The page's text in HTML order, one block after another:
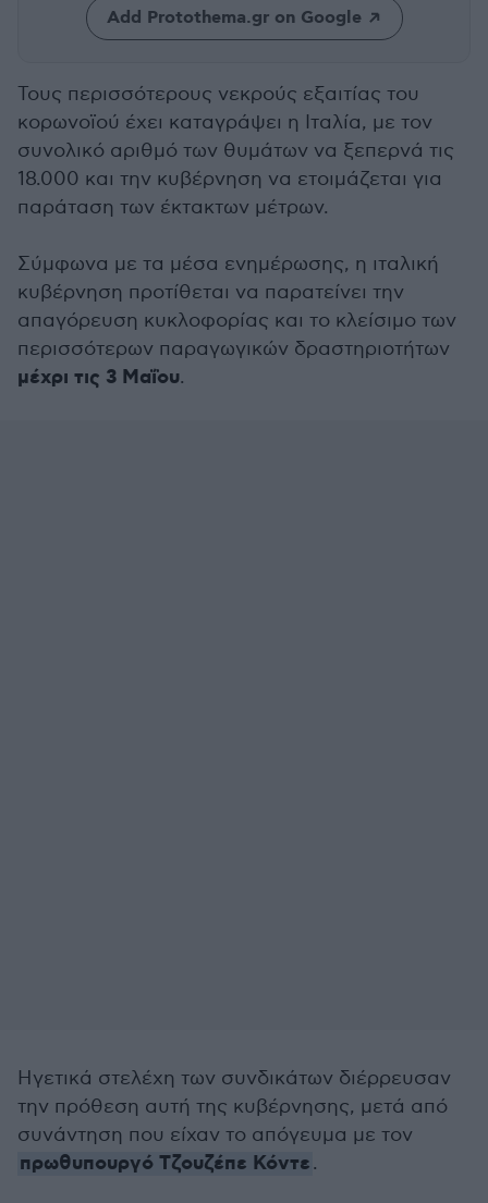
Add Protothema.gr on Google
Τους περισσότερους νεκρούς εξαιτίας του
κορωνοϊού έχει καταγράψει η Ιταλία, με τον
συνολικό αριθμό των θυμάτων να ξεπερνά τις
18.000 και την κυβέρνηση να ετοιμάζεται για
παράταση των έκτακτων μέτρων.
Σύμφωνα με τα μέσα ενημέρωσης, η ιταλική
κυβέρνηση προτίθεται να παρατείνει την
απαγόρευση κυκλοφορίας και το κλείσιμο των
περισσότερων παραγωγικών δραστηριοτήτων
μέχρι τις 3 Μαΐου.
Ηγετικά στελέχη των συνδικάτων διέρρευσαν
την πρόθεση αυτή της κυβέρνησης, μετά από
συνάντηση που είχαν το απόγευμα με τον
πρωθυπουργό Τζουζέπε Κόντε.